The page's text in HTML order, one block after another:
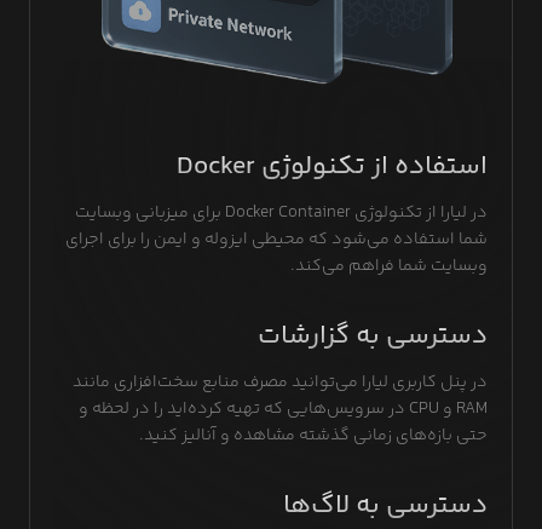
استفاده از تکنولوژی Docker
در لیارا از تکنولوژی Docker Container برای میزبانی وبسایت
شما استفاده می‌شود که محیطی ایزوله و ایمن را برای اجرای
وبسایت شما فراهم می‌کند.
دسترسی به گزارشات
در پنل کاربری لیارا می‌توانید مصرف منابع سخت‌افزاری مانند
RAM و CPU در سرویس‌هایی که تهیه کرده‌اید را در لحظه و
حتی بازه‌های زمانی گذشته مشاهده و آنالیز کنید.
دسترسی به لاگ‌ها